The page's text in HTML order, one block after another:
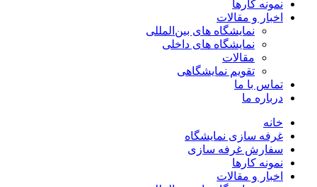
نمونه کارها
اخبار و مقالات
نمایشگاه های بین‌المللی
نمایشگاه های داخلی
مقالات
تقویم نمایشگاهی
تماس با ما
درباره ما
خانه
غرفه سازی نمایشگاه
سفارش غرفه سازی
نمونه کارها
اخبار و مقالات